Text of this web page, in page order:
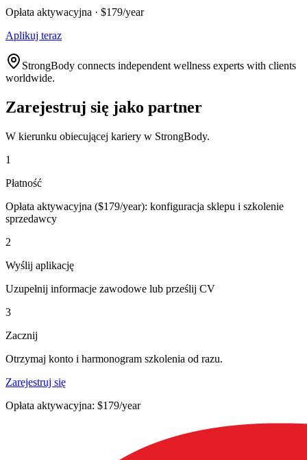
Opłata aktywacyjna · $179/year
Aplikuj teraz
StrongBody connects independent wellness experts with clients
worldwide.
Zarejestruj się jako partner
W kierunku obiecującej kariery w StrongBody.
1
Płatność
Opłata aktywacyjna ($179/year): konfiguracja sklepu i szkolenie
sprzedawcy
2
Wyślij aplikację
Uzupełnij informacje zawodowe lub prześlij CV
3
Zacznij
Otrzymaj konto i harmonogram szkolenia od razu.
Zarejestruj się
Opłata aktywacyjna: $179/year